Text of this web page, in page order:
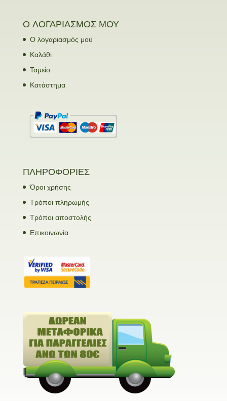
Ο ΛΟΓΑΡΙΑΣΜΟΣ ΜΟΥ
Ο λογαριασμός μου
Καλάθι
Ταμείο
Κατάστημα
ΠΛΗΡΟΦΟΡΙΕΣ
Όροι χρήσης
Τρόποι πληρωμής
Τρόποι αποστολής
Επικοινωνία